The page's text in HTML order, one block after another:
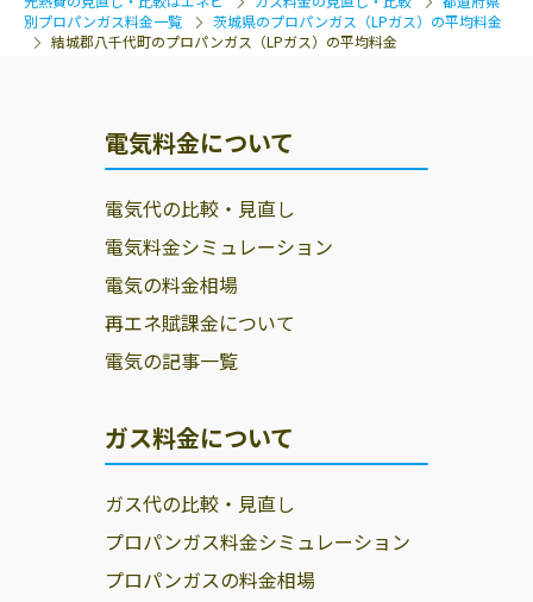
別プロパンガス料金一覧
茨城県のプロパンガス（LPガス）の平均料金
結城郡八千代町のプロパンガス（LPガス）の平均料金
電気料金について
電気代の比較・見直し
電気料金シミュレーション
電気の料金相場
再エネ賦課金について
電気の記事一覧
ガス料金について
ガス代の比較・見直し
プロパンガス料金シミュレーション
プロパンガスの料金相場